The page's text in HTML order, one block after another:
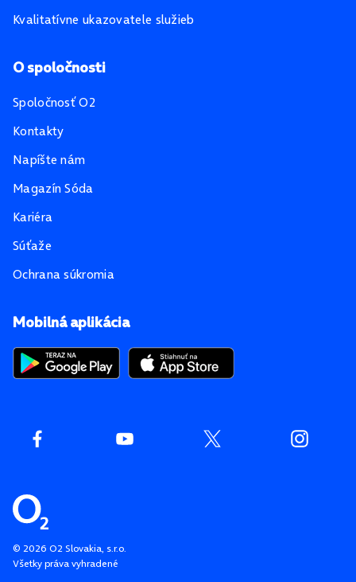
© 2026 O2 Slovakia, s.r.o.
Všetky práva vyhradené
Mobilná aplikácia
Kvalitatívne ukazovatele služieb
O spoločnosti
Spoločnosť O2
Kontakty
Napíšte nám
Magazín Sóda
Kariéra
Súťaže
Ochrana súkromia